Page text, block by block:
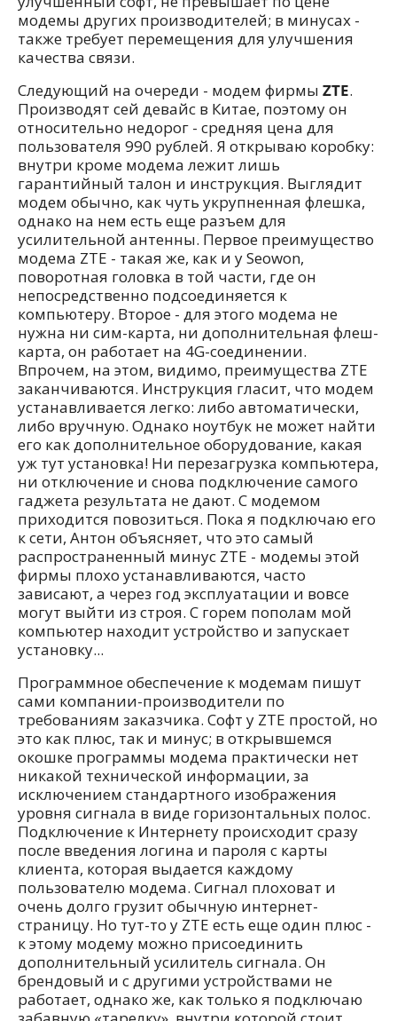
модемы других производителей; в минусах -
также требует перемещения для улучшения
качества связи.
Следующий на очереди - модем фирмы ZTE.
Производят сей девайс в Китае, поэтому он
относительно недорог - средняя цена для
пользователя 990 рублей. Я открываю коробку:
внутри кроме модема лежит лишь
гарантийный талон и инструкция. Выглядит
модем обычно, как чуть укрупненная флешка,
однако на нем есть еще разъем для
усилительной антенны. Первое преимущество
модема ZTE - такая же, как и у Seowon,
поворотная головка в той части, где он
непосредственно подсоединяется к
компьютеру. Второе - для этого модема не
нужна ни сим-карта, ни дополнительная флеш-
карта, он работает на 4G-соединении.
Впрочем, на этом, видимо, преимущества ZTE
заканчиваются. Инструкция гласит, что модем
устанавливается легко: либо автоматически,
либо вручную. Однако ноутбук не может найти
его как дополнительное оборудование, какая
уж тут установка! Ни перезагрузка компьютера,
ни отключение и снова подключение самого
гаджета результата не дают. С модемом
приходится повозиться. Пока я подключаю его
к сети, Антон объясняет, что это самый
распространенный минус ZTE - модемы этой
фирмы плохо устанавливаются, часто
зависают, а через год эксплуатации и вовсе
могут выйти из строя. С горем пополам мой
компьютер находит устройство и запускает
установку...
Программное обеспечение к модемам пишут
сами компании-производители по
требованиям заказчика. Софт у ZTE простой, но
это как плюс, так и минус; в открывшемся
окошке программы модема практически нет
никакой технической информации, за
исключением стандартного изображения
уровня сигнала в виде горизонтальных полос.
Подключение к Интернету происходит сразу
после введения логина и пароля с карты
клиента, которая выдается каждому
пользователю модема. Сигнал плоховат и
очень долго грузит обычную интернет-
страницу. Но тут-то у ZTE есть еще один плюс -
к этому модему можно присоединить
дополнительный усилитель сигнала. Он
брендовый и с другими устройствами не
работает, однако же, как только я подключаю